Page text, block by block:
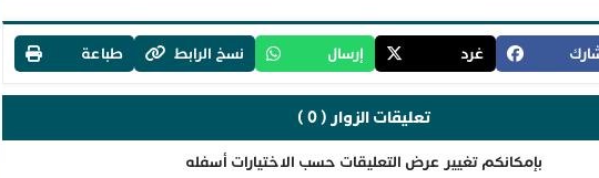
غرد إرسال نسخ الرابط طباعة
تعليقات الزوار ( 0 )
بإمكانكم تغيير عرض التعليقات حسب الاختيارات أسفله